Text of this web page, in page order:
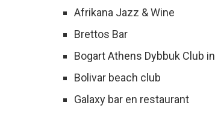
Afrikana Jazz & Wine
Brettos Bar
Bogart Athens Dybbuk Club
Bolivar beach club
Galaxy bar en restaurant